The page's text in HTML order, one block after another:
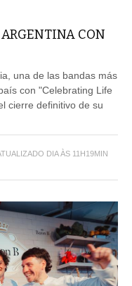
CON
una de las bandas más
con "Celebrating Life
cierre definitivo de su
DIA ÀS 11H19MIN